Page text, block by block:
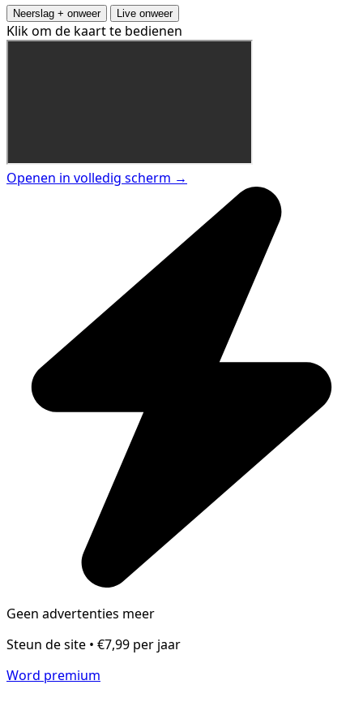
Neerslag + onweer Live onweer
Klik om de kaart te bedienen
Openen in volledig scherm →
Geen advertenties meer
Steun de site • €7,99 per jaar
Word premium